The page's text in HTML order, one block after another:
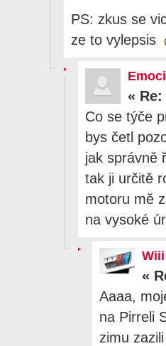
PS: zkus se
ze to vylepsis
« Re:
Co se týče
bys četl
jak správně
tak ji určitě
motoru mě
na vysoké
Wiii
«
Aaaa,
na Pirreli
zimu